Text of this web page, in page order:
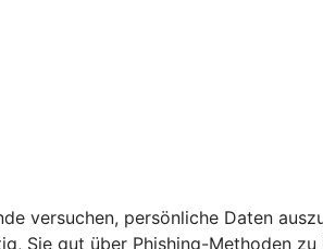
versuchen, persönliche Daten
Sie gut über Phishing-Methoden